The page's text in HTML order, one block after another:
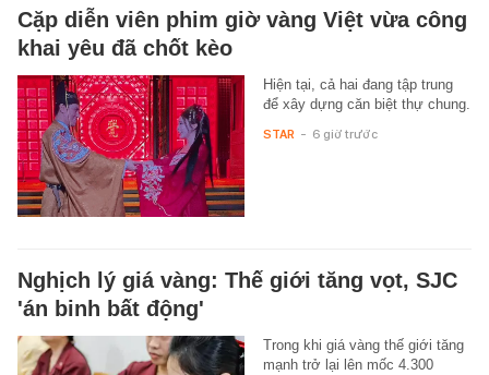
Cặp diễn viên phim giờ vàng Việt vừa công
khai yêu đã chốt kèo
Hiện tại, cả hai đang tập trung
để xây dựng căn biệt thự chung.
STAR - 6 giờ trước
Nghịch lý giá vàng: Thế giới tăng vọt, SJC
'án binh bất động'
Trong khi giá vàng thế giới tăng
mạnh trở lại lên mốc 4.300